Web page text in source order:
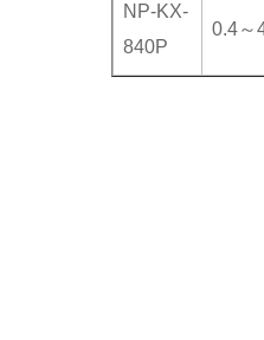
NP-KX-
840P
0.4～